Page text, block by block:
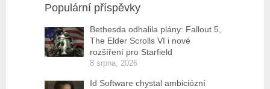
Populární příspěvky
Bethesda odhalila plány: Fallout 5,
The Elder Scrolls VI i nové
rozšíření pro Starfield
8 srpna, 2026
Id Software chystal ambiciózní